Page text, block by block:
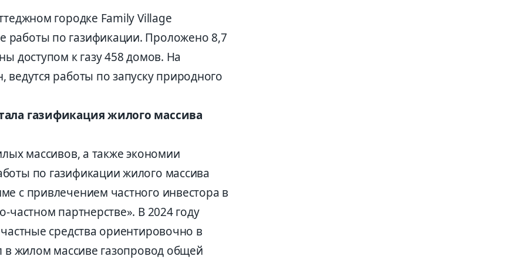
городке Family Village
по газификации. Проложено 8,7
доступом к газу 458 домов. На
работы по запуску природного
газификация жилого массива
массивов, а также экономии
по газификации жилого массива
с привлечением частного инвестора в
частном партнерстве». В 2024 году
средства ориентировочно в
в жилом массиве газопровод общей